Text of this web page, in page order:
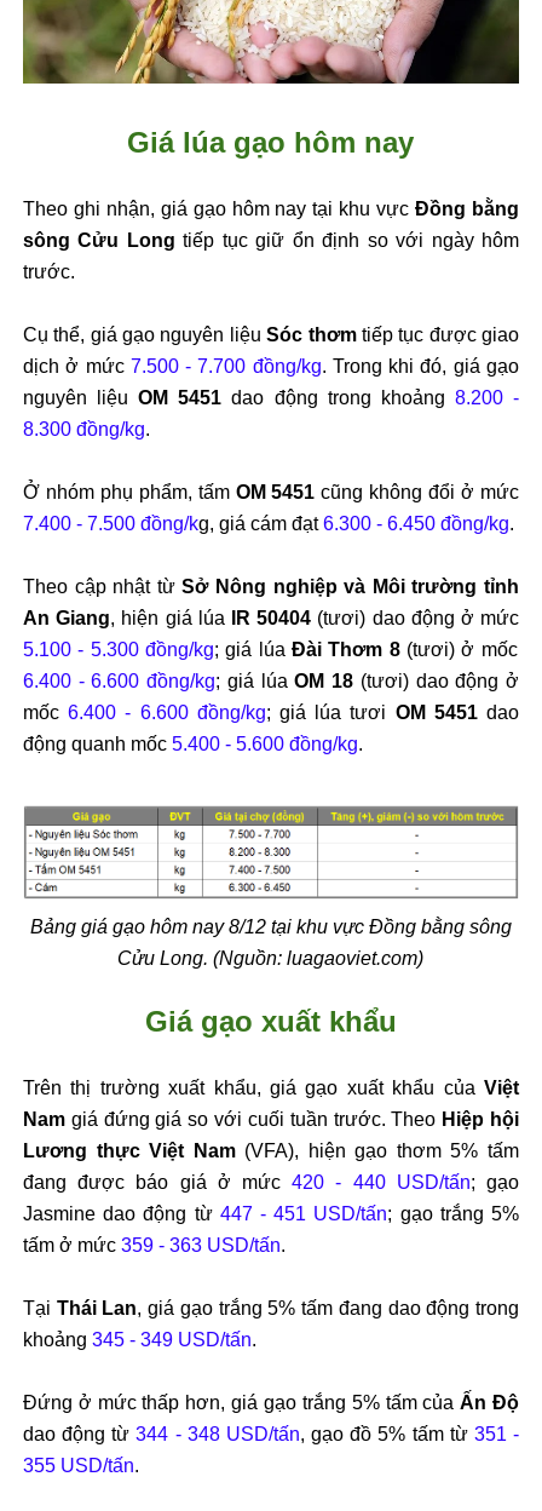
Giá lúa gạo hôm nay
Theo ghi nhận, giá gạo hôm nay tại khu vựcĐồng bằng
sông Cửu Long tiếp tục giữ ổn định so với ngày hôm
trước.
Cụ thể, giá gạo nguyên liệuSóc thơmtiếp tục được giao
dịch ở mức7.500 - 7.700 đồng/kg. Trong khi đó, giá gạo
nguyên liệuOM 5451 dao động trong khoảng 8.200 -
8.300 đồng/kg.
Ở nhóm phụ phẩm, tấm OM 5451 cũng không đổi ở mức
7.400 - 7.500 đồng/kg, giá cám đạt6.300 - 6.450 đồng/kg.
Theo cập nhật từSở Nông nghiệp và Môi trường tỉnh
An Giang, hiện giá lúa IR 50404 (tươi) dao động ở mức
5.100 - 5.300 đồng/kg; giá lúaĐài Thơm 8(tươi) ở mốc
6.400 - 6.600 đồng/kg; giá lúaOM 18 (tươi) dao động ở
mốc6.400 - 6.600 đồng/kg; giá lúa tươi OM 5451dao
động quanh mốc 5.400 - 5.600 đồng/kg.
Bảng giá gạo hôm nay 8/12 tại khu vực Đồng bằng sông
Cửu Long. (Nguồn: luagaoviet.com)
Giá gạo xuất khẩu
Trên thị trường xuất khẩu, giá gạo xuất khẩu củaViệt
Namgiá đứng giá so với cuối tuần trước. Theo Hiệp hội
Lương thực Việt Nam(VFA), hiện gạo thơm 5% tấm
đang được báo giá ở mức420 - 440 USD/tấn; gạo
Jasmine dao động từ 447 - 451 USD/tấn; gạo trắng 5%
tấm ở mức 359 - 363 USD/tấn.
Tại Thái Lan, giá gạo trắng 5% tấm đang dao động trong
khoảng 345 - 349 USD/tấn.
Đứng ở mức thấp hơn, giá gạo trắng 5% tấm củaẤn Độ
dao động từ344 - 348 USD/tấn, gạo đồ 5% tấm từ 351 -
355 USD/tấn.